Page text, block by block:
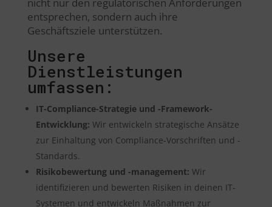
nicht nur den regulatorischen Anforderungen
entsprechen, sondern auch ihre
Geschäftsziele unterstützen.
Unsere
Dienstleistungen
umfassen:
IT-Compliance-Strategie und -Framework-
Entwicklung: Wir entwickeln strategische Ansätze
zur Einhaltung von Compliance-Vorschriften und -
Standards.
Risikobewertung und -management: Wir
identifizieren und bewerten Risiken in deinen IT-
Systemen und entwickeln Maßnahmen zur